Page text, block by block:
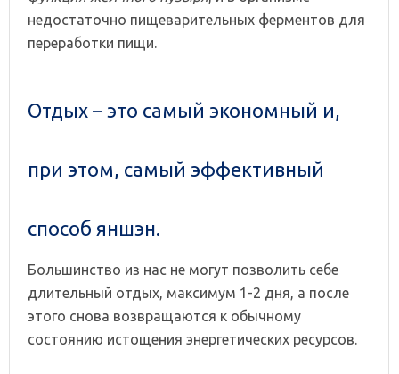
недостаточно пищеварительных ферментов для
переработки пищи.
Отдых – это самый экономный и,
при этом, самый эффективный
способ яншэн.
Большинство из нас не могут позволить себе
длительный отдых, максимум 1-2 дня, а после
этого снова возвращаются к обычному
состоянию истощения энергетических ресурсов.